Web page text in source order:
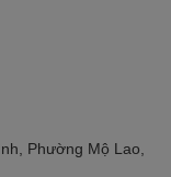
Phường Mộ Lao,